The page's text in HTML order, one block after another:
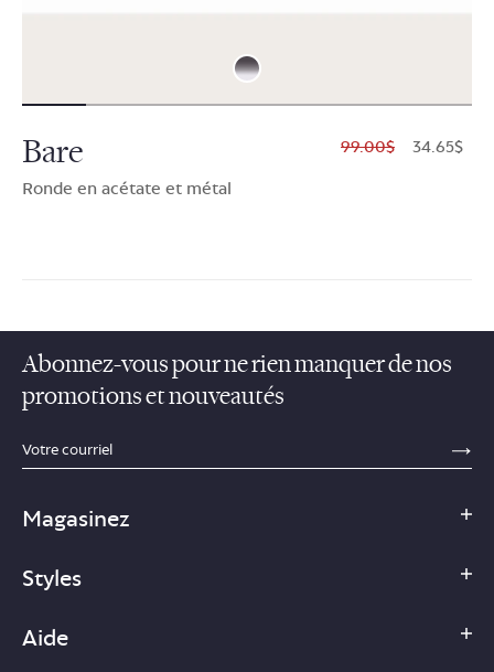
Bare
Ronde en acétate et métal
$99.00 $34.65
Abonnez-vous pour ne rien manquer de nos
promotions et nouveautés
sections.footer.email_field_ada_label
Magasinez
Styles
Aide